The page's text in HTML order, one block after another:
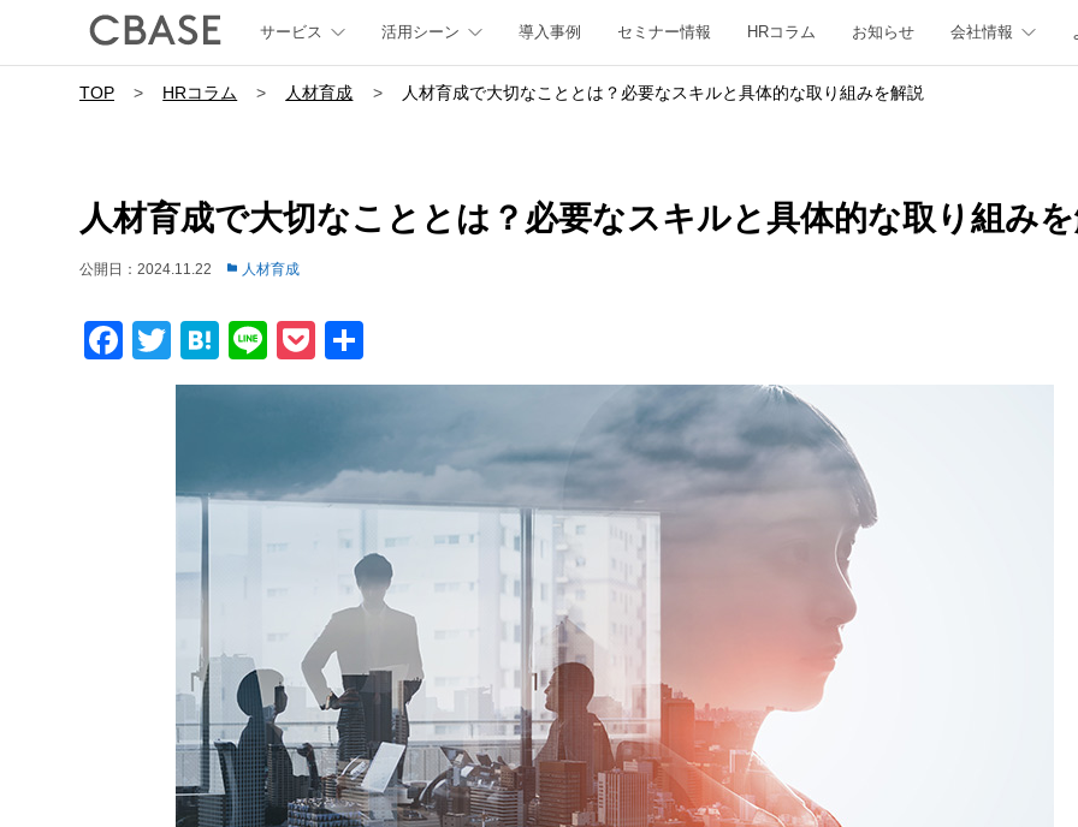
サービス 活用シーン 導入事例 セミナー情報 HRコラム お知らせ 会社情報
TOP > HRコラム > 人材育成 > 人材育成で大切なこととは？必要なスキルと具体的な取り組みを解説
人材育成で大切なこととは？必要なスキルと具体的な取り組み
公開日：2024.11.22 人材育成
Facebook
Twitter
Hatena
LinePocket
有